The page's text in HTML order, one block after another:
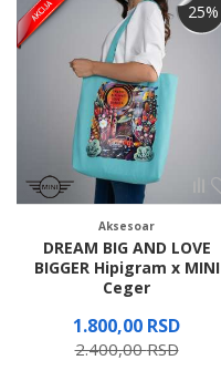
25%
Aksesoar
DREAM BIG AND LOVE
BIGGER Hipigram x MINI
Ceger
1.800,00 RSD
2.400,00RSD